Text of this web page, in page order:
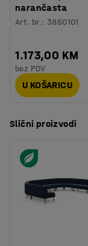
narančasta
Art. br.:3860101
1.173,00 KM
bez PDV
U KOŠARICU
Slični proizvodi